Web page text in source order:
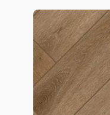
Quick-Step
Egger
Swiss Krono
Meister